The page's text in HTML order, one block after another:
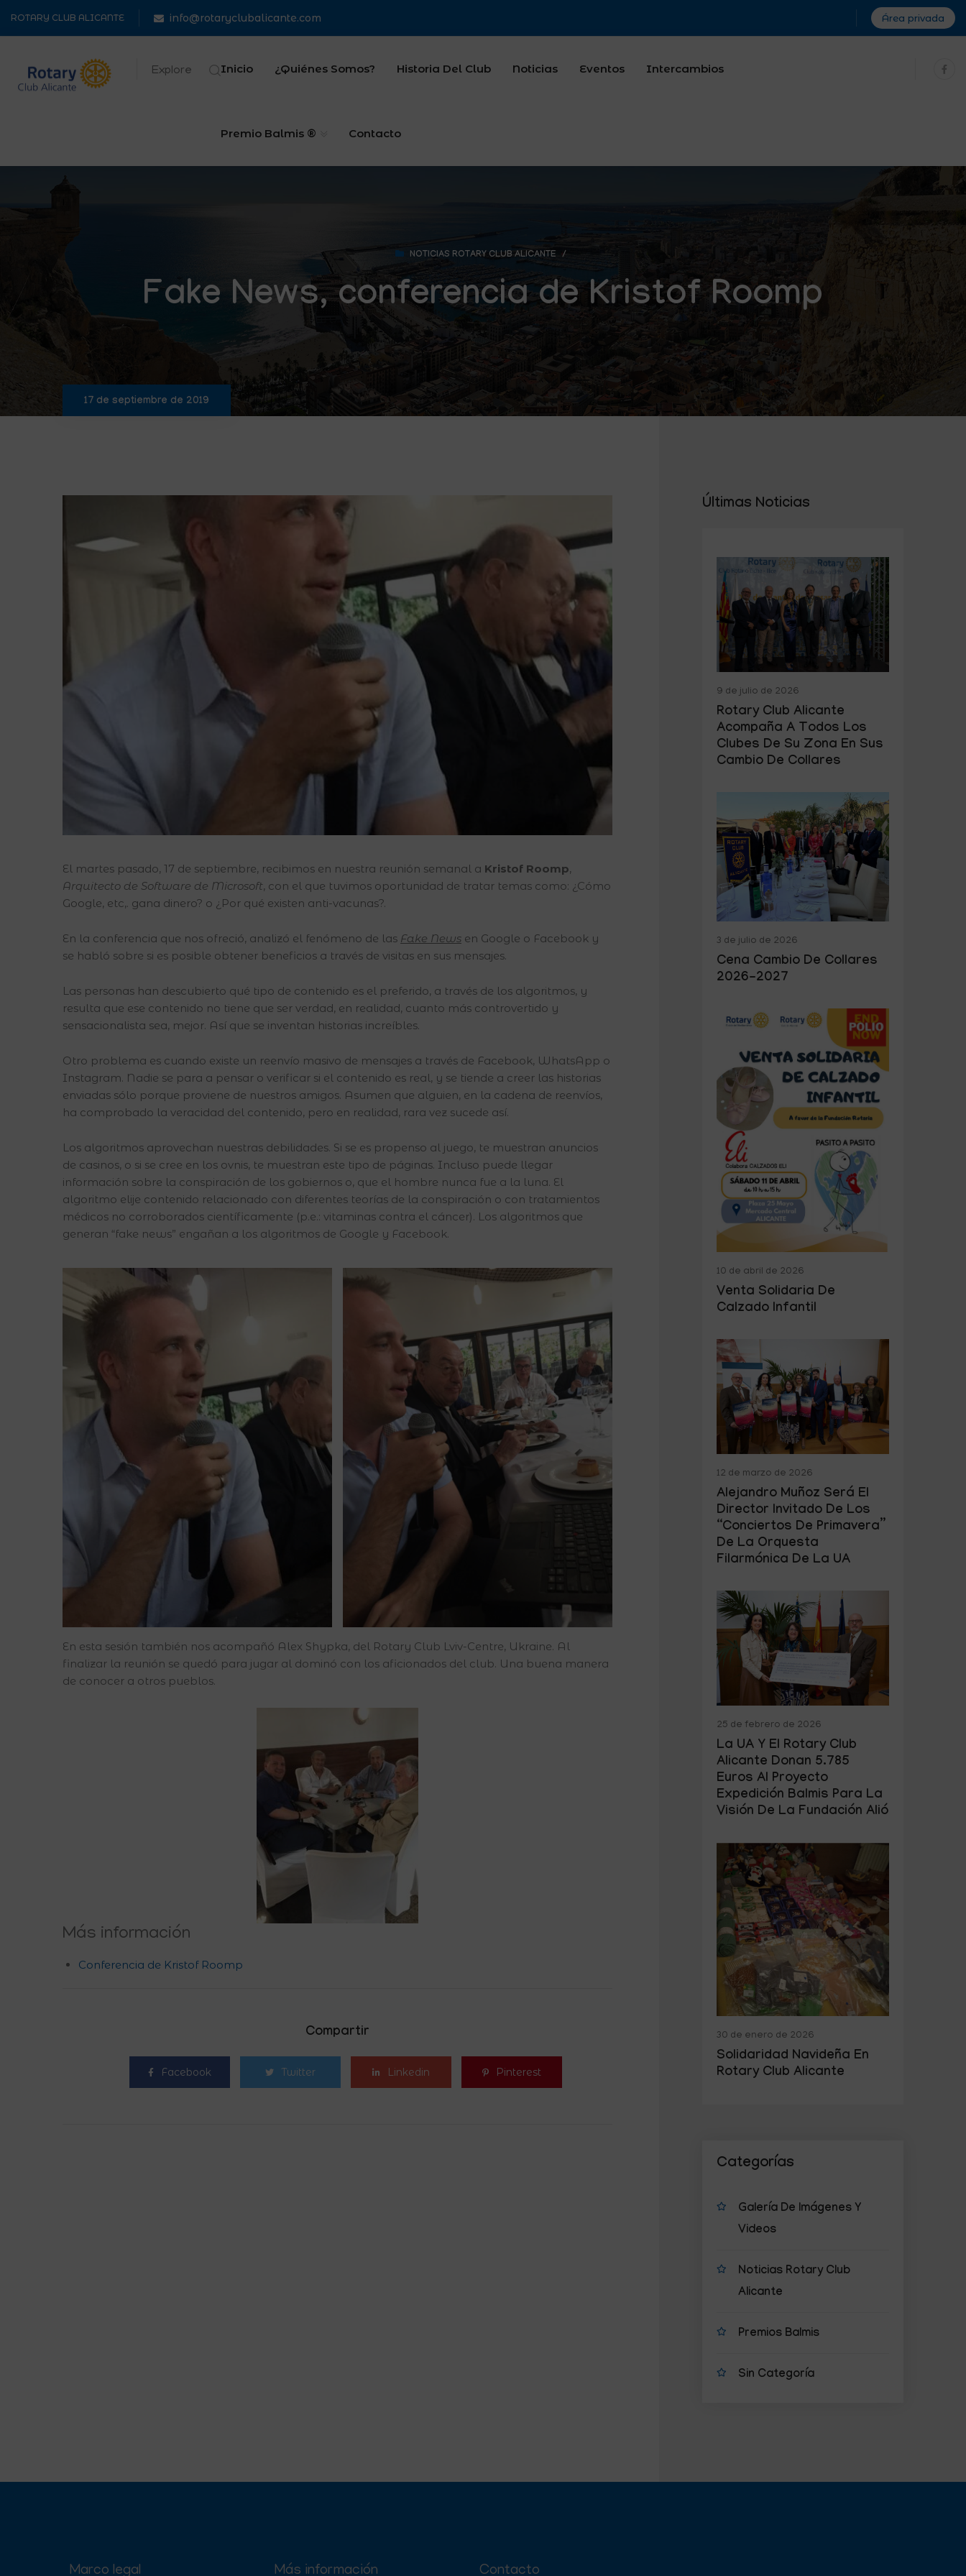
ROTARY CLUB ALICANTE info@rotaryclubalicante.com Área privada
Explore Inicio ¿Quiénes Somos? Historia Del Club Noticias Eventos Intercambios
Premio Balmis ® Contacto
NOTICIAS ROTARY CLUB ALICANTE /
Fake News, conferencia de Kristof Roomp
17 de septiembre de 2019
El martes pasado, 17 de septiembre, recibimos en nuestra reunión semanal a Kristof Roomp,
Arquitecto de Software de Microsoft, con el que tuvimos oportunidad de tratar temas como: ¿Cómo
Google, etc,. gana dinero? o ¿Por qué existen anti-vacunas?.
En la conferencia que nos ofreció, analizó el fenómeno de las Fake News en Google o Facebook y
se habló sobre si es posible obtener beneficios a través de visitas en sus mensajes.
Las personas han descubierto qué tipo de contenido es el preferido, a través de los algoritmos, y
resulta que ese contenido no tiene que ser verdad, en realidad, cuanto más controvertido y
sensacionalista sea, mejor. Así que se inventan historias increíbles.
Otro problema es cuando existe un reenvío masivo de mensajes a través de Facebook, WhatsApp o
Instagram. Nadie se para a pensar o verificar si el contenido es real, y se tiende a creer las historias
enviadas sólo porque proviene de nuestros amigos. Asumen que alguien, en la cadena de reenvíos,
ha comprobado la veracidad del contenido, pero en realidad, rara vez sucede así.
Los algoritmos aprovechan nuestras debilidades. Si se es propenso al juego, te muestran anuncios
de casinos, o si se cree en los ovnis, te muestran este tipo de páginas. Incluso puede llegar
información sobre la conspiración de los gobiernos o, que el hombre nunca fue a la luna. El
algoritmo elije contenido relacionado con diferentes teorías de la conspiración o con tratamientos
médicos no corroborados científicamente (p.e.: vitaminas contra el cáncer). Los algoritmos que
generan “fake news” engañan a los algoritmos de Google y Facebook.
En esta sesión también nos acompañó Alex Shypka, del Rotary Club Lviv-Centre, Ukraine. Al
finalizar la reunión se quedó para jugar al dominó con los aficionados del club. Una buena manera
de conocer a otros pueblos.
Más información
Conferencia de Kristof Roomp
Compartir
Facebook Twitter Linkedin Pinterest
Últimas Noticias
9 de julio de 2026
Rotary Club Alicante
Acompaña A Todos Los
Clubes De Su Zona En Sus
Cambio De Collares
3 de julio de 2026
Cena Cambio De Collares
2026-2027
10 de abril de 2026
Venta Solidaria De
Calzado Infantil
12 de marzo de 2026
Alejandro Muñoz Será El
Director Invitado De Los
“Conciertos De Primavera”
De La Orquesta
Filarmónica De La UA
25 de febrero de 2026
La UA Y El Rotary Club
Alicante Donan 5.785
Euros Al Proyecto
Expedición Balmis Para La
Visión De La Fundación Alió
30 de enero de 2026
Solidaridad Navideña En
Rotary Club Alicante
Categorías
Galería De Imágenes Y
Videos
Noticias Rotary Club
Alicante
Premios Balmis
Sin Categoría
Marco legal Más información Contacto